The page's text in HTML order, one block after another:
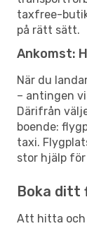
taxfree-
på rätt sätt.
Ankomst:
När du
– antingen
Därifrån
boende:
taxi.
stor hjälp
Boka ditt
Att hitta och